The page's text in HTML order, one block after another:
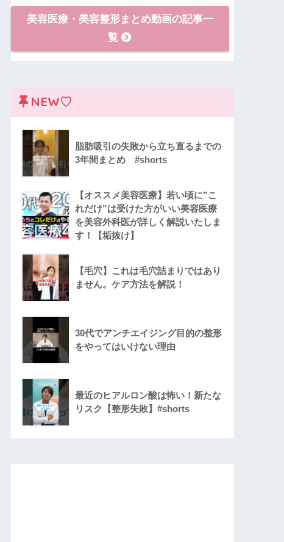
美容医療・美容整形まとめ動画の記事一
覧
NEW♡
脂肪吸引の失敗から立ち直るまでの
3年間まとめ #shorts
【オススメ美容医療】若い頃に”こ
れだけ”は受けた方がいい美容医療
を美容外科医が詳しく解説いたしま
す！【垢抜け】
【毛穴】これは毛穴詰まりではあり
ません。ケア方法を解説！
30代でアンチエイジング目的の整形
をやってはいけない理由
最近のヒアルロン酸は怖い！新たな
リスク【整形失敗】#shorts